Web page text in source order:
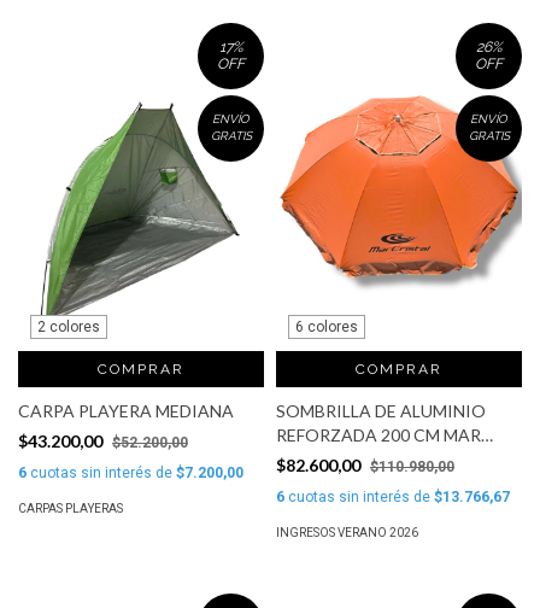
17%
OFF
ENVÍO
GRATIS
2 colores
COMPRAR
CARPA PLAYERA MEDIANA
$43.200,00 $52.200,00
6 cuotas sin interés de $7.200,00
CARPAS PLAYERAS
26%
OFF
ENVÍO
GRATIS
6 colores
COMPRAR
SOMBRILLA DE ALUMINIO
REFORZADA 200 CM MAR
CRISTAL
$82.600,00 $110.980,00
6 cuotas sin interés de $13.766,67
INGRESOS VERANO 2026